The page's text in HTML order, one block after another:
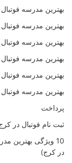
بهترین مدرسه
بهترین مدرسه
بهترین مدرسه
بهترین مدرسه
بهترین مدرسه
بهترین مدرسه
پرداخت
ثبت نام فوتبال در
10 ویژگی بهترین
در کرج)